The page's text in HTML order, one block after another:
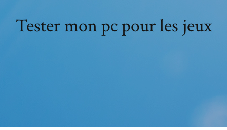
Tester mon pc pour les jeux